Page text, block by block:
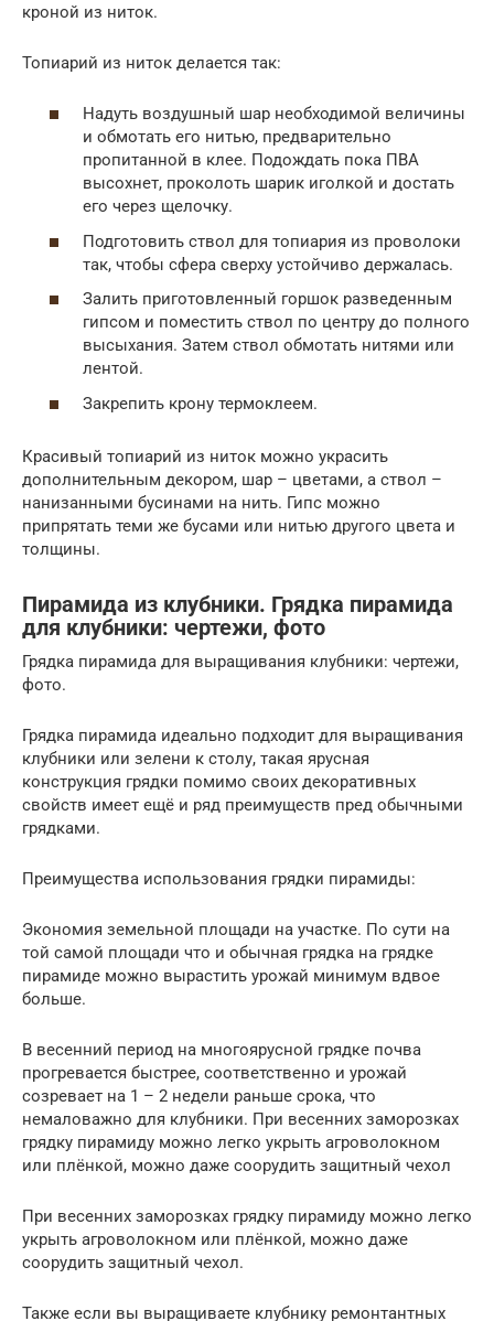
кроной из ниток.
Топиарий из ниток делается так:
Надуть воздушный шар необходимой величины
и обмотать его нитью, предварительно
пропитанной в клее. Подождать пока ПВА
высохнет, проколоть шарик иголкой и достать
его через щелочку.
Подготовить ствол для топиария из проволоки
так, чтобы сфера сверху устойчиво держалась.
Залить приготовленный горшок разведенным
гипсом и поместить ствол по центру до полного
высыхания. Затем ствол обмотать нитями или
лентой.
Закрепить крону термоклеем.
Красивый топиарий из ниток можно украсить
дополнительным декором, шар – цветами, а ствол –
нанизанными бусинами на нить. Гипс можно
припрятать теми же бусами или нитью другого цвета и
толщины.
Пирамида из клубники. Грядка пирамида
для клубники: чертежи, фото
Грядка пирамида для выращивания клубники: чертежи,
фото.
Грядка пирамида идеально подходит для выращивания
клубники или зелени к столу, такая ярусная
конструкция грядки помимо своих декоративных
свойств имеет ещё и ряд преимуществ пред обычными
грядками.
Преимущества использования грядки пирамиды:
Экономия земельной площади на участке. По сути на
той самой площади что и обычная грядка на грядке
пирамиде можно вырастить урожай минимум вдвое
больше.
В весенний период на многоярусной грядке почва
прогревается быстрее, соответственно и урожай
созревает на 1 – 2 недели раньше срока, что
немаловажно для клубники. При весенних заморозках
грядку пирамиду можно легко укрыть агроволокном
или плёнкой, можно даже соорудить защитный чехол
При весенних заморозках грядку пирамиду можно легко
укрыть агроволокном или плёнкой, можно даже
соорудить защитный чехол.
Также если вы выращиваете клубнику ремонтантных